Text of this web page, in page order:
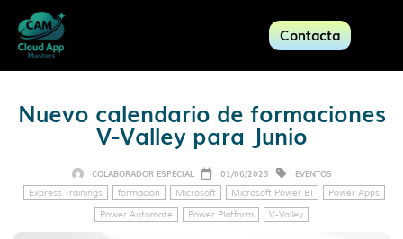
Contacta
Nuevo calendario de formaciones
V-Valley para Junio
COLABORADOR ESPECIAL 01/06/2023 EVENTOS
Express Trainings formacion Microsoft Microsoft Power BI
Power Apps
Power Automate
Power Platform V-Valley